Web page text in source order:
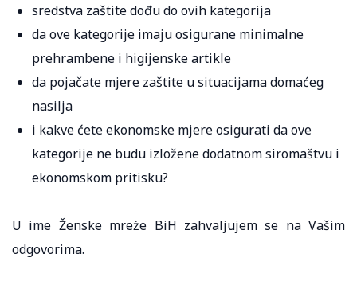
sredstva zaštite dođu do ovih kategorija
da ove kategorije imaju osigurane minimalne
prehrambene i higijenske artikle
da pojačate mjere zaštite u situacijama domaćeg
nasilja
i kakve ćete ekonomske mjere osigurati da ove
kategorije ne budu izložene dodatnom siromaštvu i
ekonomskom pritisku?
U ime Ženske mreże BiH zahvaljujem se na Vašim
odgovorima.